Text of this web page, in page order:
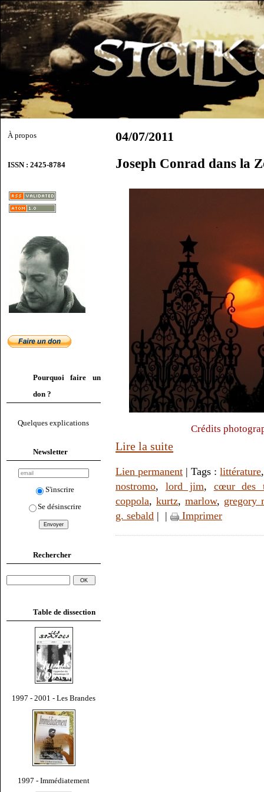
À propos
ISSN : 2425-8784
Pourquoi faire un
don ?
Quelques explications
Newsletter
S'inscrire
Se désinscrire
Rechercher
Table de dissection
1997 - 2001 - Les Brandes
1997 - Immédiatement
04/07/2011
Joseph Conrad dans la
Crédits
Lire la suite
Lien permanent | Tags :littérature
nostromo, lord jim, cœur des
coppola,kurtz,marlow, gregory
g. sebald | | Imprimer